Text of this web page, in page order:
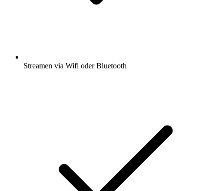
Streamen via Wifi oder Bluetooth